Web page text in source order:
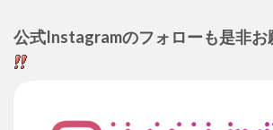
公式Instagramのフォローも是非お